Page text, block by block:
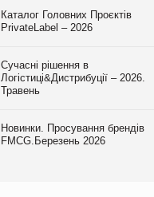
Каталог Головних Проєктів
PrivateLabel – 2026
Сучасні рішення в
Логістиці&Дистрибуції – 2026.
Травень
Новинки. Просування брендів
FMCG.Березень 2026